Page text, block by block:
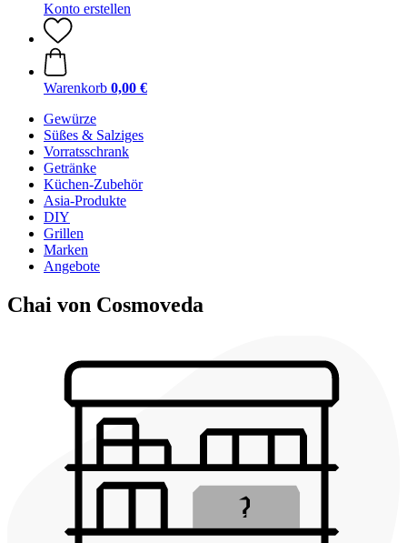
Konto erstellen
Warenkorb 0,00 €
Gewürze
Süßes & Salziges
Vorratsschrank
Getränke
Küchen-Zubehör
Asia-Produkte
DIY
Grillen
Marken
Angebote
Chai von Cosmoveda